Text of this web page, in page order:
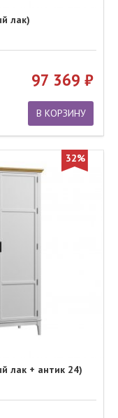
лак)
97 369
В КОРЗИНУ
32%
лак + антик 24)